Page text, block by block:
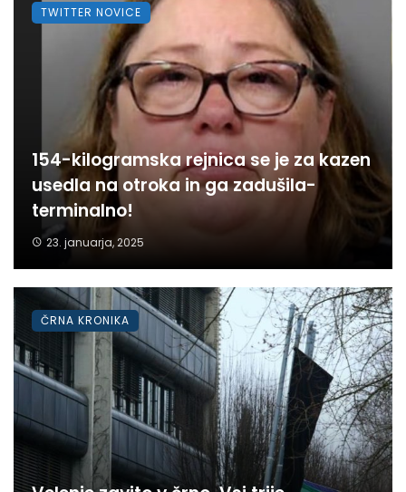
154-kilogramska rejnica se je za kazen
usedla na otroka in ga zadušila-
terminalno!
23. januarja, 2025
TWITTER NOVICE
ČRNA KRONIKA